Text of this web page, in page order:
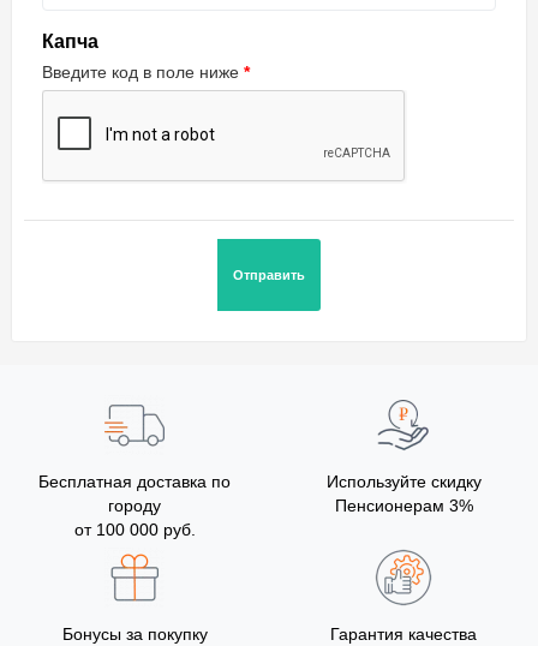
Капча
Введите код в поле ниже
Бесплатная доставка по
городу
от 100 000 руб.
Используйте скидку
Пенсионерам 3%
Бонусы за покупку
Гарантия качества